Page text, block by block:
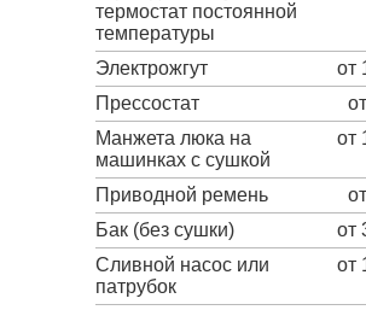
термостат постоянной
температуры
Электрожгут
от
Прессостат
Манжета люка на
машинках с сушкой
от
Приводной ремень
Бак (без сушки)
от
Сливной насос или
патрубок
от